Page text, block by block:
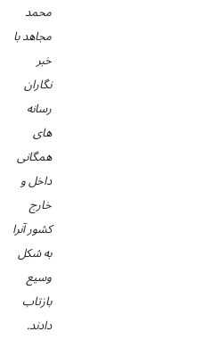
محمد
مجاهد با
خبر
نگاران
رسانه
های
همگانی
داخل و
خارج
کشور آنرا
به شکل
وسیع
بازتاب
دادند.